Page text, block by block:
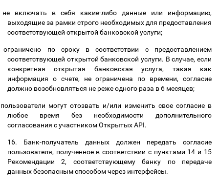
не включать в себя какие-либо данные или информацию,
выходящие за рамки строго необходимых для предоставления
соответствующей открытой банковской услуги;
ограничено по сроку в соответствии с предоставлением
соответствующей открытой банковской услуги. В случае, если
конкретная открытая банковская услуга, такая как
информация о счете, не ограничена по времени, согласие
должно возобновляться не реже одного раза в 6 месяцев;
пользователи могут отозвать и/или изменить свое согласие в
любое время без необходимости дополнительного
согласования с участником Открытых API.
16. Банк-получатель данных должен передать согласие
пользователя, полученное всоответствии с пунктами 14 и 15
Рекомендации 2, соответствующему банку по передаче
данных безопасным способом через интерфейсы.